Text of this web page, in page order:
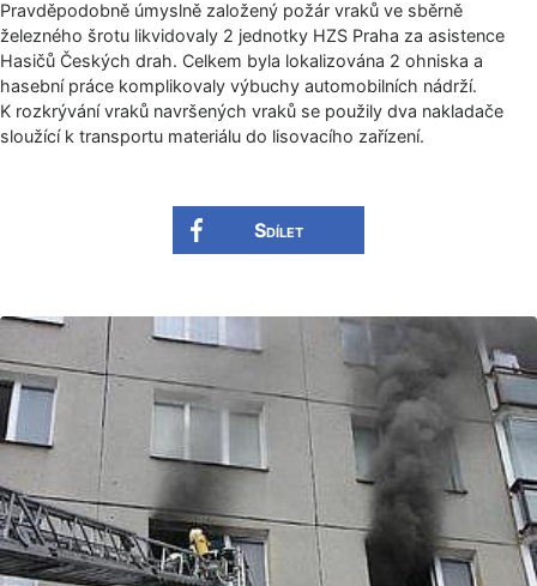
Pravděpodobně úmyslně založený požár vraků ve sběrně
železného šrotu likvidovaly 2 jednotky HZS Praha za asistence
Hasičů Českých drah. Celkem byla lokalizována 2 ohniska a
hasební práce komplikovaly výbuchy automobilních nádrží.
K rozkrývání vraků navršených vraků se použily dva nakladače
sloužící k transportu materiálu do lisovacího zařízení.
Sdílet